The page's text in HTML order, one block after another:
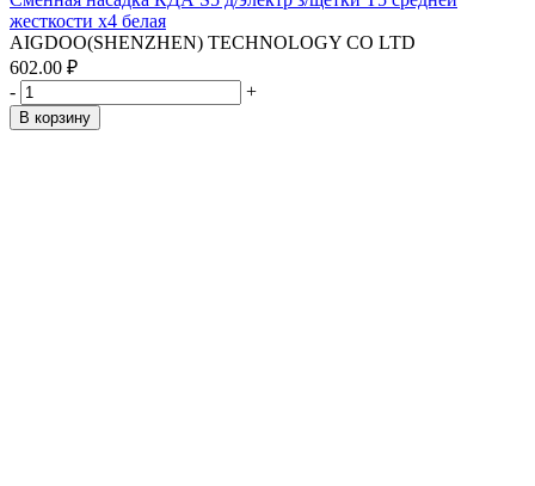
жесткости x4 белая
AIGDOO(SHENZHEN) TECHNOLOGY CO LTD
602.00 ₽
-
+
В корзину